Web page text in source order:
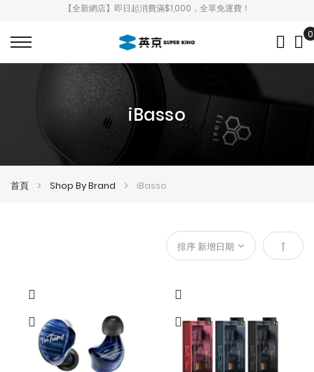
【全新網店】即日起消費滿$1,000，全單免運費！
0
iBasso
首頁 Shop By Brand iBasso
設